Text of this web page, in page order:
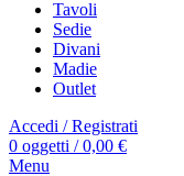
Tavoli
Sedie
Divani
Madie
Outlet
Accedi / Registrati
0 oggetti / 0,00 €
Menu